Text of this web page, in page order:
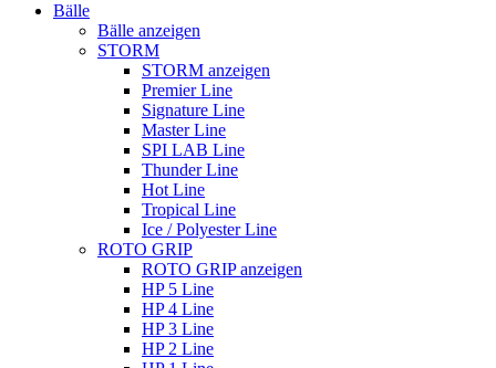
Bälle
Bälle anzeigen
STORM
STORM anzeigen
Premier Line
Signature Line
Master Line
SPI LAB Line
Thunder Line
Hot Line
Tropical Line
Ice / Polyester Line
ROTO GRIP
ROTO GRIP anzeigen
HP 5 Line
HP 4 Line
HP 3 Line
HP 2 Line